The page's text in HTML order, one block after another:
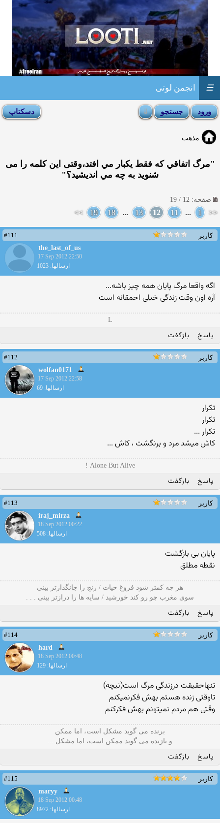
انجمن لوتی ☰
مذهب
"مرگ اتفاقي كه فقط يكبار مي افتد،وقتی اين كلمه را می
شنوید به چه مي انديشيد؟"
صفحه: 12 / 19
<<
1
...
11
12
13
...
18
19
>>
کاربر
#111
the_last_of_us
17 Sep 2012 22:50
ارسالها: 1023
اگه واقعا مرگ پایان همه چیز باشه...
آره اون وقت زندگی خیلی احمقانه است
L
پاسخ بازگفت
کاربر
#112
wolfan0171
17 Sep 2012 22:58
ارسالها: 69
تکرار
تکرار
تکرار ...
کاش میشد مرد و برنگشت ، کاش ...
Alone But Alive !
پاسخ بازگفت
کاربر
#113
iraj_mirza
18 Sep 2012 00:22
ارسالها: 508
پایان بی بازگشت
نقطه مطلق
هر چه کمتر شود فروغ حیات / رنج را جانگدازتر بینی
سوی مغرب چو رو کند خورشید / سایه ها را درازتر بینی . . .
پاسخ بازگفت
کاربر
#114
hard
18 Sep 2012 00:48
ارسالها: 129
تنهاحقیقت درزندگی مرگ است(نیچه)
تاوقتی زنده هستم بهش فکرنمیکنم
وقتی هم مردم نمیتونم بهش فکرکنم
برنده می گوید مشکل است، اما ممکن
و بازنده می گوید ممکن است، اما مشکل ...
پاسخ بازگفت
کاربر
#115
maryy
18 Sep 2012 00:48
ارسالها: 8972